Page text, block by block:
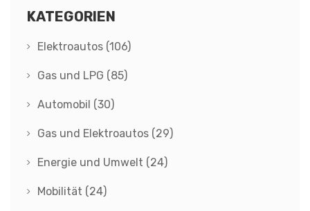
KATEGORIEN
Elektroautos (106)
Gas und LPG (85)
Automobil (30)
Gas und Elektroautos (29)
Energie und Umwelt (24)
Mobilität (24)